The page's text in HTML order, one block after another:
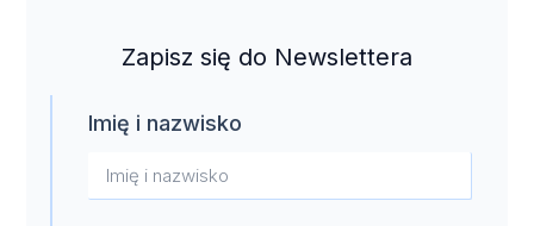
Zapisz się do Newslettera
Imię i nazwisko